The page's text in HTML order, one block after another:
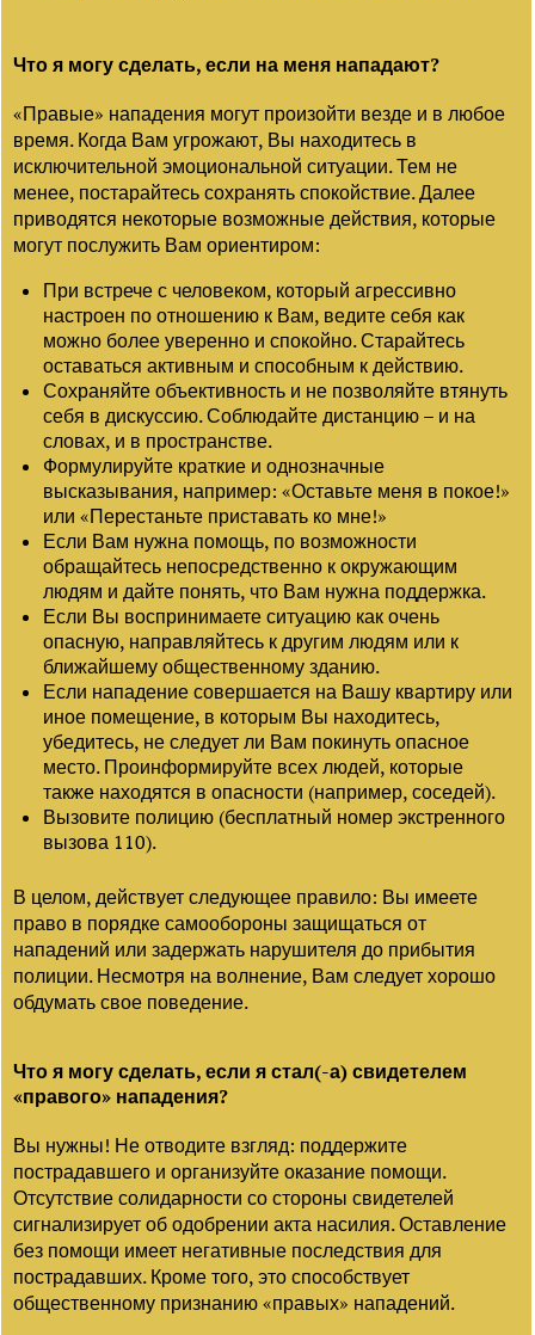
Что я могу сделать, если на меня нападают?
«Правые» нападения могут произойти везде и в любое
время. Когда Вам угрожают, Вы находитесь в
исключительной эмоциональной ситуации. Тем не
менее, постарайтесь сохранять спокойствие. Далее
приводятся некоторые возможные действия, которые
могут послужить Вам ориентиром:
При встрече с человеком, который агрессивно
настроен по отношению к Вам, ведите себя как
можно более уверенно и спокойно. Старайтесь
оставаться активным и способным к действию.
Сохраняйте объективность и не позволяйте втянуть
себя в дискуссию. Соблюдайте дистанцию – и на
словах, и в пространстве.
Формулируйте краткие и однозначные
высказывания, например: «Оставьте меня в покое!»
или «Перестаньте приставать ко мне!»
Если Вам нужна помощь, по возможности
обращайтесь непосредственно к окружающим
людям и дайте понять, что Вам нужна поддержка.
Если Вы воспринимаете ситуацию как очень
опасную, направляйтесь к другим людям или к
ближайшему общественному зданию.
Если нападение совершается на Вашу квартиру или
иное помещение, в которым Вы находитесь,
убедитесь, не следует ли Вам покинуть опасное
место. Проинформируйте всех людей, которые
также находятся в опасности (например, соседей).
Вызовите полицию (бесплатный номер экстренного
вызова 110).
В целом, действует следующее правило: Вы имеете
право в порядке самообороны защищаться от
нападений или задержать нарушителя до прибытия
полиции. Несмотря на волнение, Вам следует хорошо
обдумать свое поведение.
Что я могу сделать, если я стал(-а) свидетелем
«правого» нападения?
Вы нужны! Не отводите взгляд: поддержите
пострадавшего и организуйте оказание помощи.
Отсутствие солидарности со стороны свидетелей
сигнализирует об одобрении акта насилия. Оставление
без помощи имеет негативные последствия для
пострадавших. Кроме того, это способствует
общественному признанию «правых» нападений.